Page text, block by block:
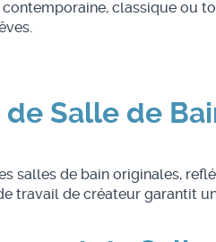
contemporaine, classique ou
Salle de
salles de bain originales,
travail de créateur garantit